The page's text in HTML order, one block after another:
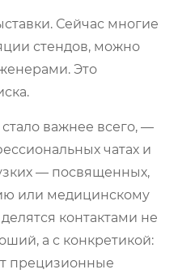
Сейчас многие
стендов, можно
Это
стало важнее всего, —
чатах и
— посвященных,
или медицинскому
контактами не
а с конкретикой:
прецизионные